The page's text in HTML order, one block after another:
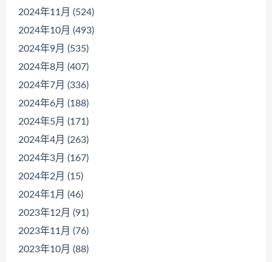
2024年11月 (524)
2024年10月 (493)
2024年9月 (535)
2024年8月 (407)
2024年7月 (336)
2024年6月 (188)
2024年5月 (171)
2024年4月 (263)
2024年3月 (167)
2024年2月 (15)
2024年1月 (46)
2023年12月 (91)
2023年11月 (76)
2023年10月 (88)